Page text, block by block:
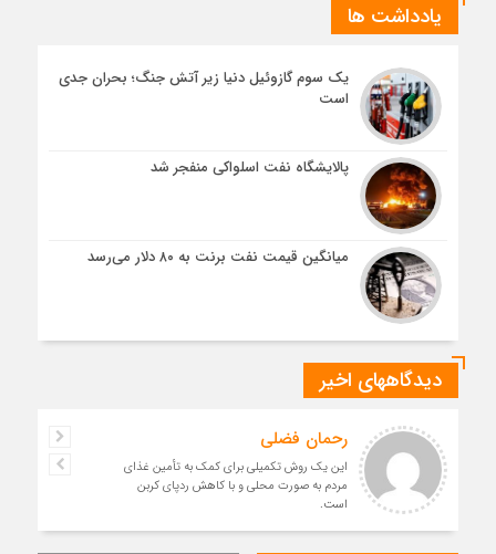
یادداشت ها
یک سوم گازوئیل دنیا زیر آتش جنگ؛ بحران جدی
است
پالایشگاه نفت اسلواکی منفجر شد
میانگین قیمت نفت برنت به ۸۰ دلار می‌رسد
دیدگاههای اخیر
رحمان فضلی
این یک روش تکمیلی برای کمک به تأمین غذای
مردم به صورت محلی و با کاهش ردپای کربن
است.